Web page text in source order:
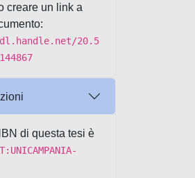
creare un link a
20.5
di questa tesi è